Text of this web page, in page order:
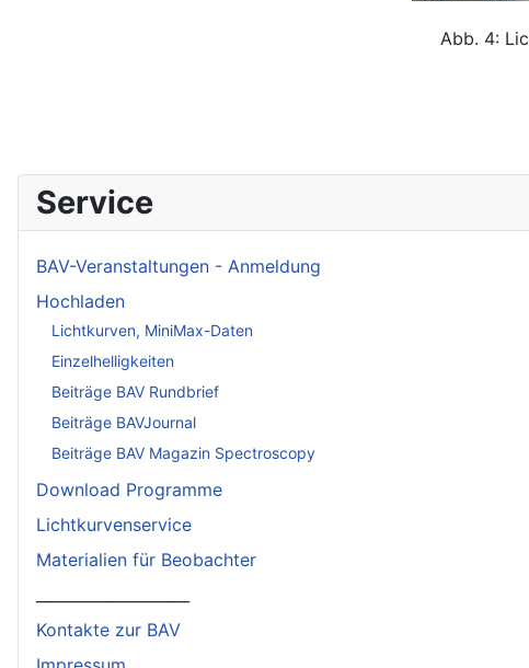
Abb. 4:
Service
BAV-Veranstaltungen - Anmeldung
Hochladen
Lichtkurven, MiniMax-Daten
Einzelhelligkeiten
Beiträge BAV Rundbrief
Beiträge BAVJournal
Beiträge BAV Magazin Spectroscopy
Download Programme
Lichtkurvenservice
Materialien für Beobachter
Kontakte zur BAV